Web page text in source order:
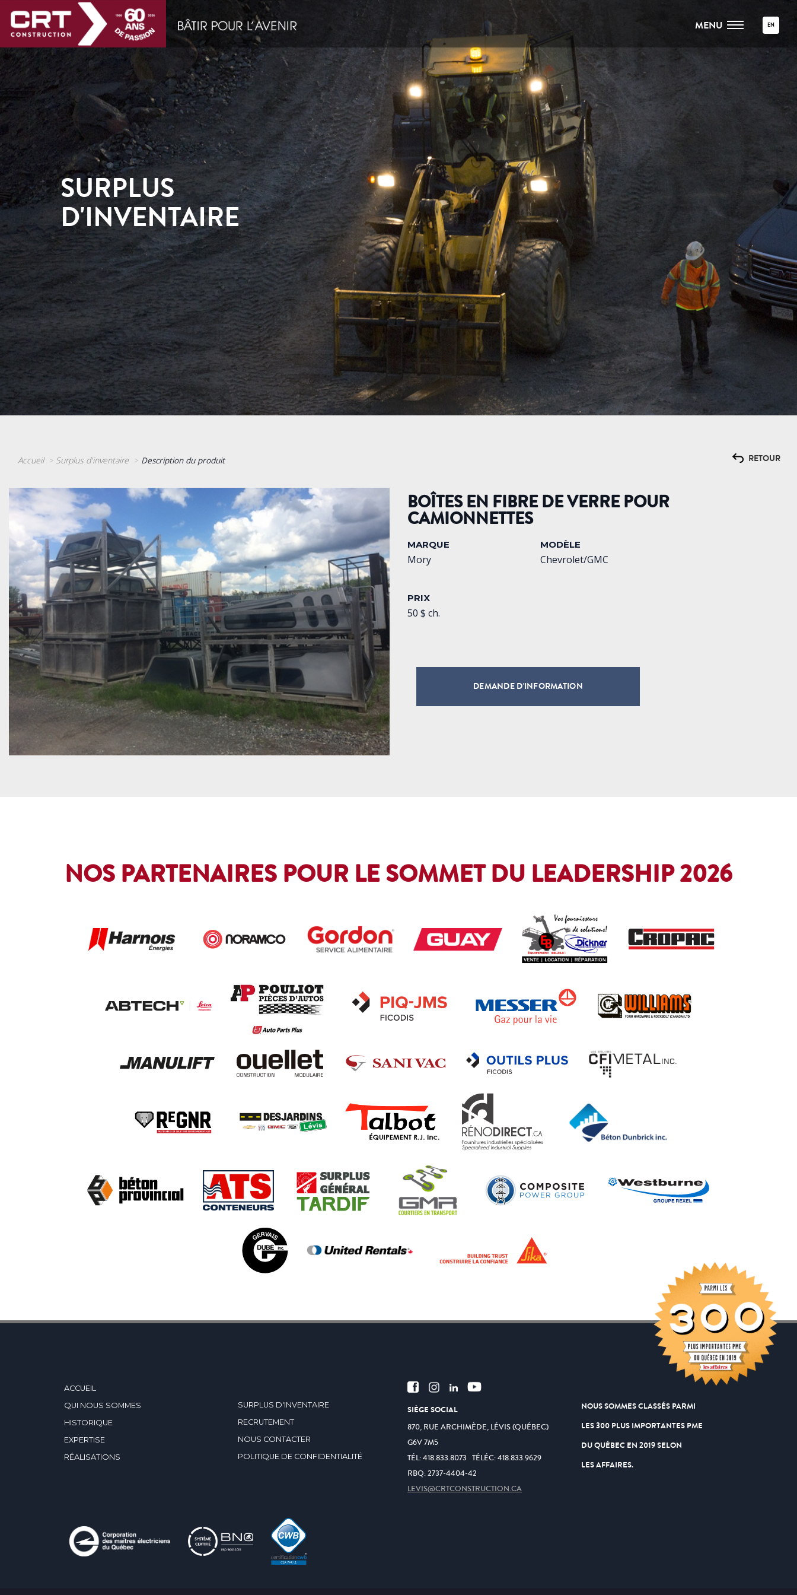
MENU EN
SURPLUS
D'INVENTAIRE
Accueil Surplus d'inventaire Description du produit RETOUR
BOÎTES EN FIBRE DE VERRE POUR
CAMIONNETTES
MARQUE
Mory
MODÈLE
Chevrolet/GMC
PRIX
50 $ ch.
DEMANDE D'INFORMATION
NOS PARTENAIRES POUR LE SOMMET DU LEADERSHIP 2026
ACCUEIL
QUI NOUS SOMMES
HISTORIQUE
EXPERTISE
RÉALISATIONS
SURPLUS D'INVENTAIRE
RECRUTEMENT
NOUS CONTACTER
POLITIQUE DE CONFIDENTIALITÉ
SIÈGE SOCIAL
870, RUE ARCHIMÈDE, LÉVIS (QUÉBEC)
G6V 7M5
TÉL:418.833.8073 TÉLÉC:418.833.9629
RBQ: 2737-4404-42
LEVIS@CRTCONSTRUCTION.CA
NOUS SOMMES CLASSÉS PARMI
LES 300 PLUS IMPORTANTES PME
DU QUÉBEC EN 2019 SELON
LES AFFAIRES.